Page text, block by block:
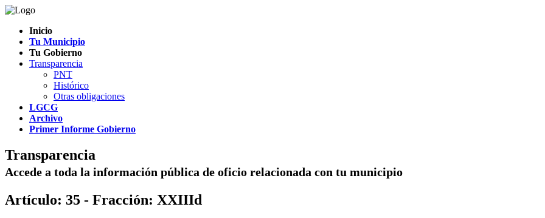
Inicio
Tu Municipio
Tu Gobierno
Transparencia
PNT
Histórico
Otras obligaciones
LGCG
Archivo
Primer Informe Gobierno
Transparencia
Accede a toda la información pública de oficio relacionada con tu municipio
Artículo: 35 - Fracción: XXIIId